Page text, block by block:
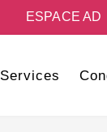
ESPACE AD
Services